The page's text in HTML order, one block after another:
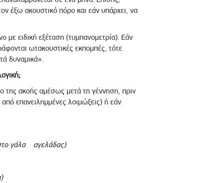
έξω ακουστικό πόρο και εάν υπάρχει, να
με ειδική εξέταση (τυμπανομετρία). Εάν
ωτακουστικές εκπομπές, τότε
δυναμικά».
της ακοής αμέσως μετά τη γέννηση, πριν
επανειλημμένες λοιμώξεις) ή εάν
γάλα αγελάδας)